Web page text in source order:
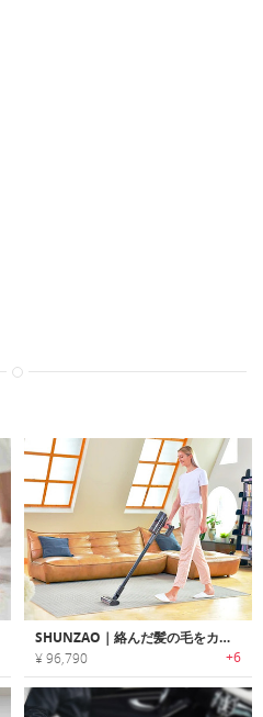
SHUNZAO｜絡んだ髪の毛をカットする機能搭載のコードレス掃除機「シュンザオ」
¥ 96,790 +6